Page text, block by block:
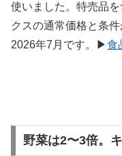
使いました。特売品
クスの通常価格と条
2026年7月です。▶食
野菜は2〜3倍。